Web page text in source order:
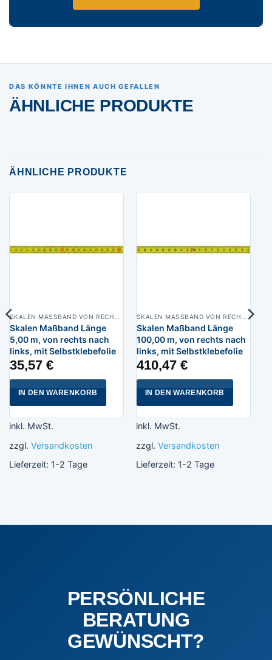
DAS KÖNNTE IHNEN AUCH GEFALLEN
ÄHNLICHE PRODUKTE
ÄHNLICHE PRODUKTE
Skalen Maßband Länge
5,00 m, von rechts nach
links, mit Selbstklebefolie
35,57 €
IN DEN WARENKORB
inkl. MwSt.
zzgl. Versandkosten
Lieferzeit: 1-2 Tage
Skalen Maßband Länge
100,00 m, von rechts nach
links, mit Selbstklebefolie
410,47 €
IN DEN WARENKORB
inkl. MwSt.
zzgl. Versandkosten
Lieferzeit: 1-2 Tage
PERSÖNLICHE
BERATUNG
GEWÜNSCHT?